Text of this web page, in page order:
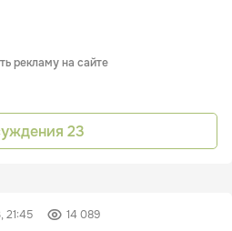
рекламу на сайте
23
21:45 14 089